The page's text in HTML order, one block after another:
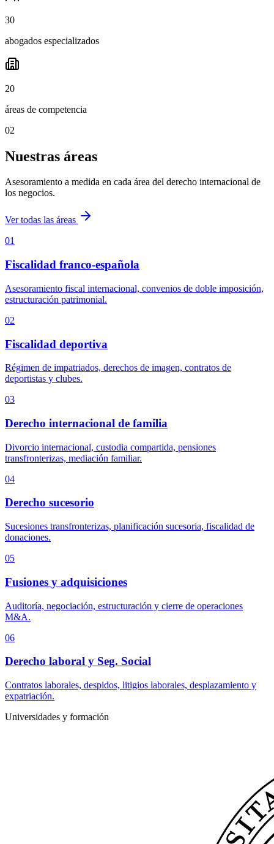
30
abogados especializados
20
áreas de competencia
02
Nuestras áreas
Asesoramiento a medida en cada área del derecho internacional de
los negocios.
Ver todas las áreas
01
Fiscalidad franco-española
Asesoramiento fiscal internacional, convenios de doble imposición,
estructuración patrimonial.
02
Fiscalidad deportiva
Régimen de impatriados, derechos de imagen, contratos de
deportistas y clubes.
03
Derecho internacional de familia
Divorcio internacional, custodia compartida, pensiones
transfronterizas, mediación familiar.
04
Derecho sucesorio
Sucesiones transfronterizas, planificación sucesoria, fiscalidad de
donaciones.
05
Fusiones y adquisiciones
Auditoría, negociación, estructuración y cierre de operaciones
M&A.
06
Derecho laboral y Seg. Social
Contratos laborales, despidos, litigios laborales, desplazamiento y
expatriación.
Universidades y formación